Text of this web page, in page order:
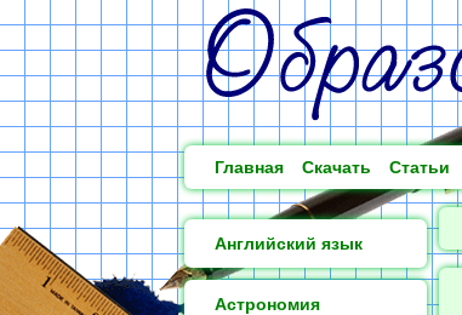
Главная Скачать Статьи
Английский язык
Астрономия